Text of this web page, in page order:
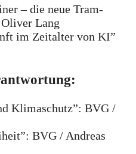
– die neue Tram-
Lang
im Zeitalter von KI”
Klimaschutz”: BVG /
BVG / Andreas